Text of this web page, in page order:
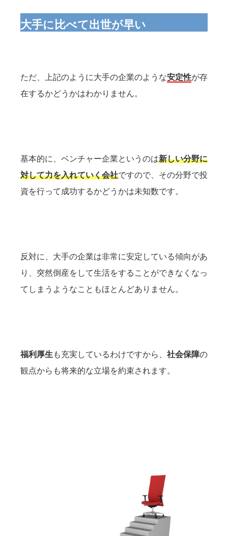
大手に比べて出世が早い
ただ、上記のように大手の企業のような安定性が存
在するかどうかはわかりません。
基本的に、ベンチャー企業というのは新しい分野に
対して力を入れていく会社ですので、その分野で投
資を行って成功するかどうかは未知数です。
反対に、大手の企業は非常に安定している傾向があ
り、突然倒産をして生活をすることができなくなっ
てしまうようなこともほとんどありません。
福利厚生 も充実しているわけですから、 社会保障の
観点からも将来的な立場を約束されます。